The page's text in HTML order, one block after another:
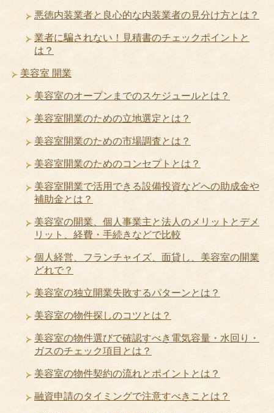
悪徳内装業者と良心的な内装業者の見分け方とは？
業者に騙されない！見積書のチェックポイントと
は？
美容室 開業
美容室のオープンまでのスケジュールとは？
美容室開業のための立地選定とは？
美容室開業のための市場調査とは？
美容室開業のためのコンセプトとは？
美容室開業で活用できる設備投資などへの助成金や
補助金とは？
美容室の開業、個人事業主と法人のメリットとデメ
リット、経費・手続きなどで比較
個人経営、フランチャイズ、面貸し、美容室の開業
どれで？
美容室の独立開業失敗するパターンとは？
美容室の物件探しのコツとは？
美容室の物件選びで確認すべき電気容量・水回り・
ガスのチェック項目とは？
美容室の物件契約の流れとポイントとは？
融資申請のタイミングで注意すべきことは？